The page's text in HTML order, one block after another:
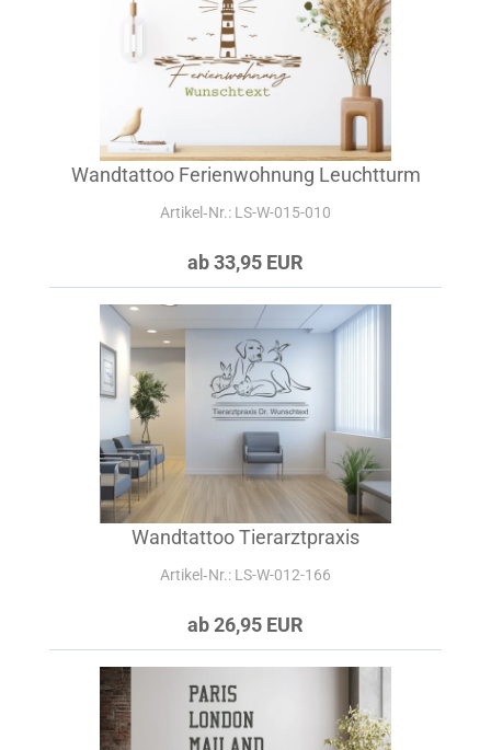
Wandtattoo Ferienwohnung Leuchtturm
Artikel‑Nr.: LS-W-015-010
ab 33,95 EUR
Wandtattoo Tierarztpraxis
Artikel‑Nr.: LS-W-012-166
ab 26,95 EUR